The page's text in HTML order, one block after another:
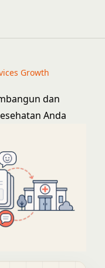
Growth
dan
Anda